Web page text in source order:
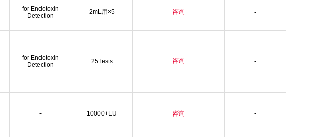
for Endotoxin
Detection
2mL用×5 咨询 -
for Endotoxin
Detection
25Tests 咨询 -
- 10000+EU 咨询 -